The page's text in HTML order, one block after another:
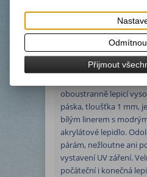
lepidlo
Podrobný popis
oboustranně lepicí
páska, tloušťka 1 mm,
bílým linerem s
akrylátové lepidlo.
párám, nežloutne ani
vystavení UV záření.
počáteční i konečná
Přijmout